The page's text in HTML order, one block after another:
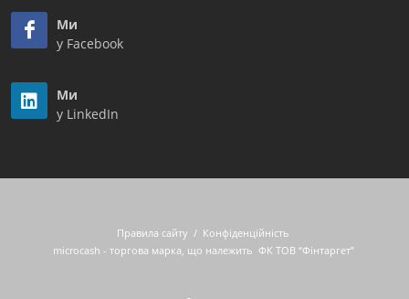
Ми
у Facebook
Ми
у LinkedIn
Правила сайту / Конфіденційність
microcash - торгова марка, що належить ФК ТОВ “Фінтаргет”